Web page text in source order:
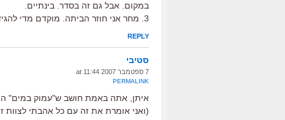
במקום. אבל גם זה בסדר. בינתיים.
3. מחר אני חוזר הביתה. מוקדם מדי להגיד שנה טובה ?
REPLY
סטיבי
7 ספטמבר 2007 at 11:44
PERMALINK
איתן, אתה באמת חושב ש"עמוק במים"
(ואני אומרת את זה עם כל אהבתי לצוות